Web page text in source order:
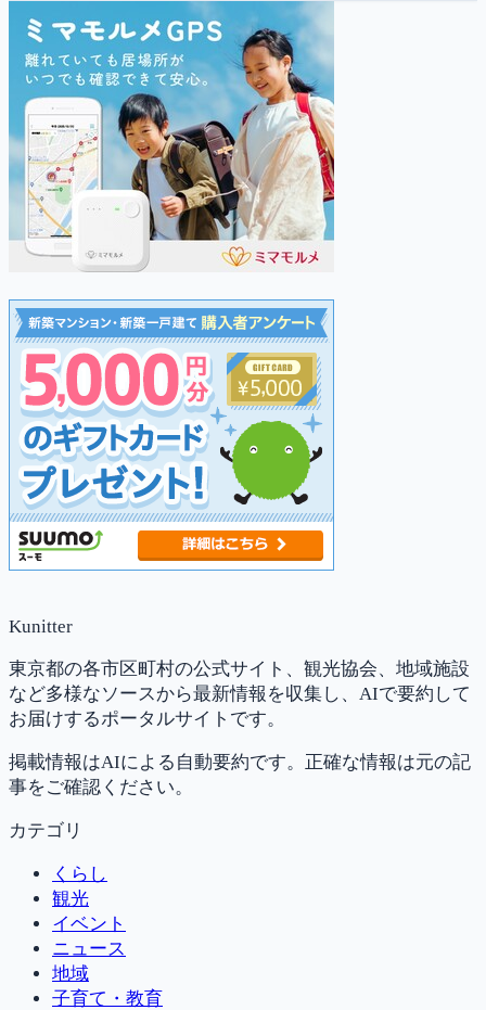
Kunitter
東京都の各市区町村の公式サイト、観光協会、地域施設
など多様なソースから最新情報を収集し、AIで要約して
お届けするポータルサイトです。
掲載情報はAIによる自動要約です。正確な情報は元の記
事をご確認ください。
カテゴリ
くらし
観光
イベント
ニュース
地域
子育て・教育